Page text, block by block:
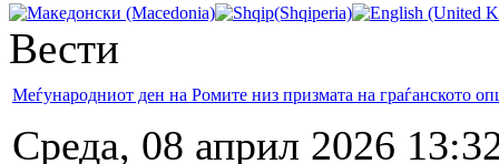
Вести
Меѓународниот ден на Ромите низ призмата на граѓанското
Среда, 08 април 2026